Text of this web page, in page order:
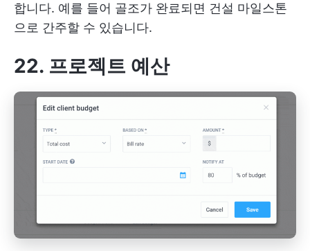
합니다. 예를 들어 골조가 완료되면 건설 마일스톤
으로 간주할 수 있습니다.
22. 프로젝트 예산